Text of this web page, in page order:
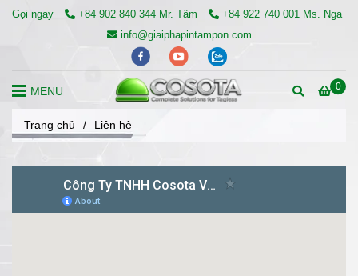
Gọi ngay +84 902 840 344 Mr. Tâm
+84 922 740 001 Ms. Nga
info@giaiphapintampon.com
0
MENU
Trang chủ / Liên hệ